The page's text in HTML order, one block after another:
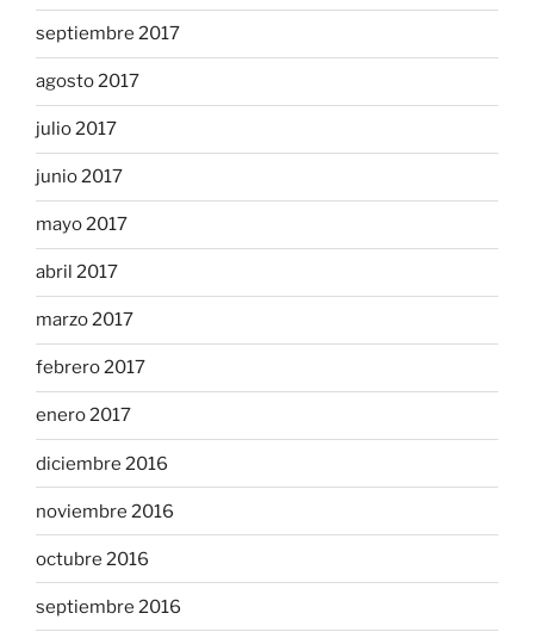
septiembre 2017
agosto 2017
julio 2017
junio 2017
mayo 2017
abril 2017
marzo 2017
febrero 2017
enero 2017
diciembre 2016
noviembre 2016
octubre 2016
septiembre 2016